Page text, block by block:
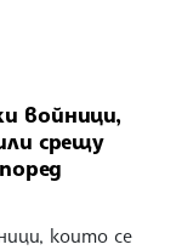
войници,
срещу
които се